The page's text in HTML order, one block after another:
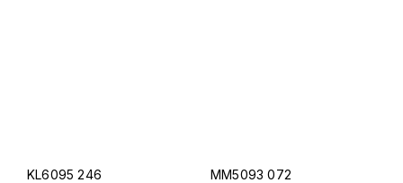
KL6095 246 MM5093 072